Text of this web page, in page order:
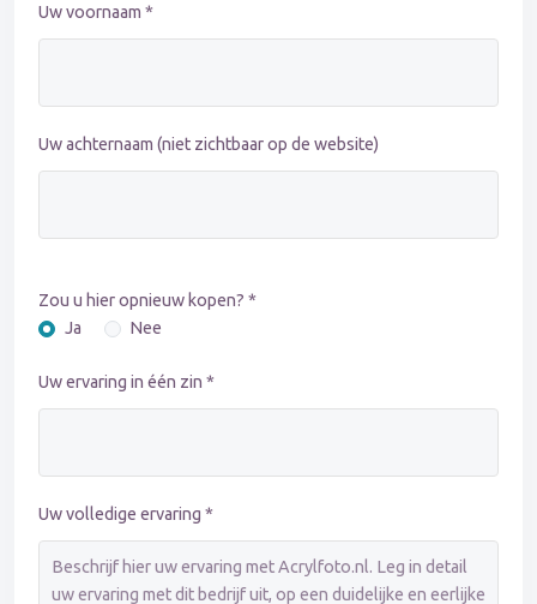
Uw voornaam *
Uw achternaam (niet zichtbaar op de website)
Zou u hier opnieuw kopen? *
Ja
Nee
Uw ervaring in één zin *
Uw volledige ervaring *